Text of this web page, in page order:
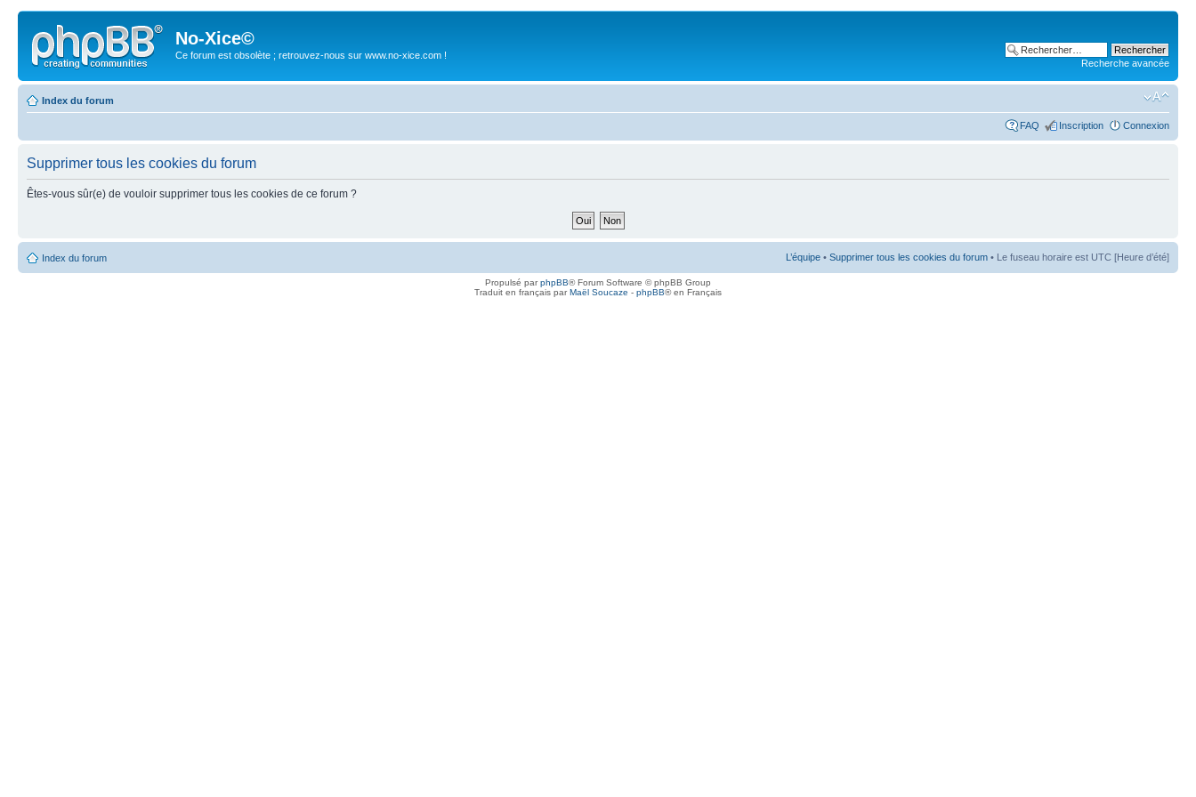
No-Xice©
Ce forum est obsolète ; retrouvez-nous sur www.no-xice.com !
Recherche avancée
Index du forum
FAQ Inscription Connexion
Supprimer tous les cookies du forum
Êtes-vous sûr(e) de vouloir supprimer tous les cookies de ce forum ?
Index du forum L’équipe • Supprimer tous les cookies du forum • Le fuseau horaire est UTC [Heure d’été]
Propulsé parphpBB® Forum Software © phpBB Group
Traduit en français parMaël Soucaze - phpBB® en Français